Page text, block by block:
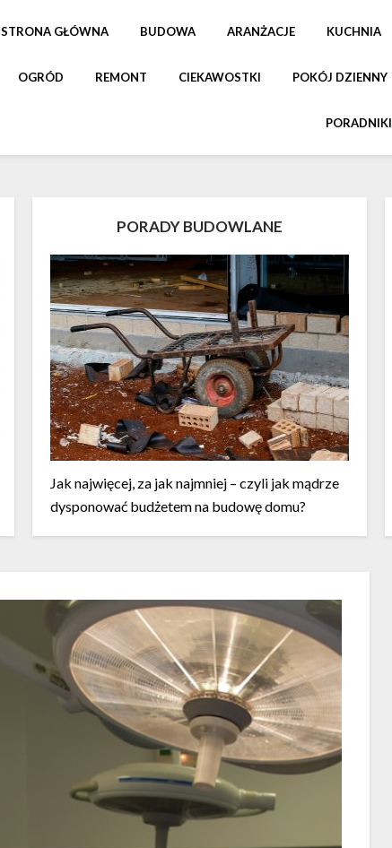
STRONA GŁÓWNA BUDOWA ARANŻACJE KUCHNIA
OGRÓD REMONT CIEKAWOSTKI POKÓJ DZIENNY
PORADNIKI
PORADY BUDOWLANE
Jak najwięcej, za jak najmniej – czyli jak mądrze
dysponować budżetem na budowę domu?